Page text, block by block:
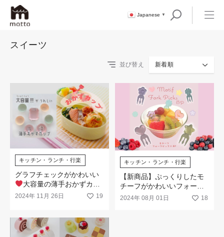
Japanese ▼
スイーツ
並び替え 新着順
キッチン・ランチ・行楽
グラフチェックがかわいい
大容量の薄手おかずカッ
プが新登場！
2024年 11月 26日 19
キッチン・ランチ・行楽
【新商品】ぷっくりしたモ
チーフがかわいいフォーク
ピックが新発売！
2024年 08月 01日 18